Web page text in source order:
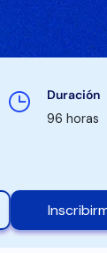
Duración
96 horas